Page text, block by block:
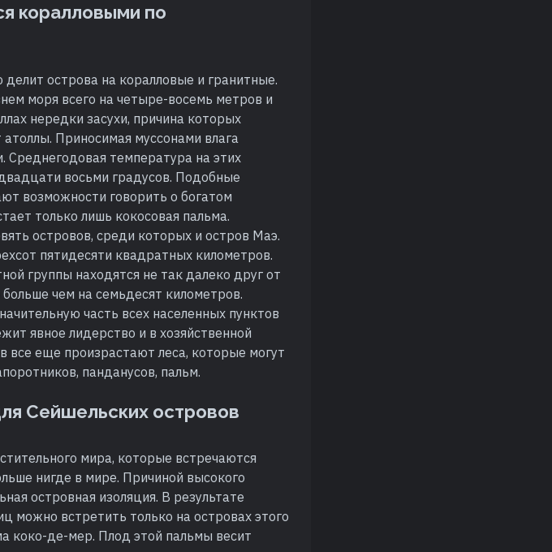
коралловыми по
острова на коралловые и гранитные.
моря всего на четыре-восемь метров и
нередки засухи, причина которых
атоллы. Приносимая муссонами влага
Среднегодовая температура на этих
восьми градусов. Подобные
возможности говорить о богатом
только лишь кокосовая пальма.
островов, среди которых и остров Маэ.
пятидесяти квадратных километров.
группы находятся не так далеко друг от
чем на семьдесят километров.
часть всех населенных пунктов
явное лидерство и в хозяйственной
все еще произрастают леса, которые могут
панданусов, пальм.
Сейшельских островов
мира, которые встречаются
нигде в мире. Причиной высокого
островная изоляция. В результате
можно встретить только на островах этого
коко-де-мер. Плод этой пальмы весит